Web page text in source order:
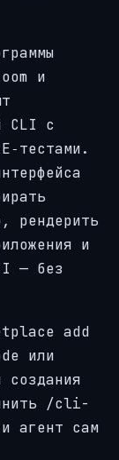
и
CLI с
рендерить
и
— без
add
или
создания
/cli-
агент сам